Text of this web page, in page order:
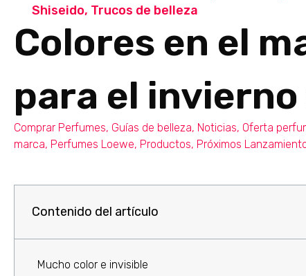
Shiseido, Trucos de belleza
Colores en el
para el invierno
Comprar Perfumes, Guías de belleza, Noticias, Oferta
marca, Perfumes Loewe, Productos, Próximos
Contenido del artículo
Mucho color e invisible